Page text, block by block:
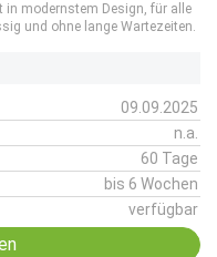
in modernstem Design, für alle
und ohne lange Wartezeiten.
09.09.2025
n.a.
60 Tage
bis 6 Wochen
verfügbar